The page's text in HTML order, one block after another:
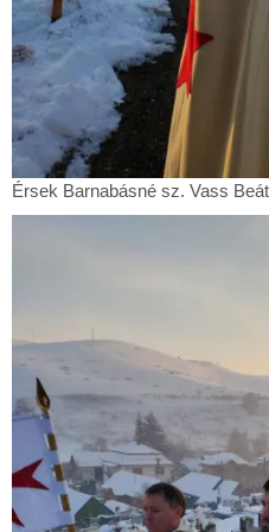
Érsek
Barnabásné
temetése
Érsek Barnabásné sz. Vass